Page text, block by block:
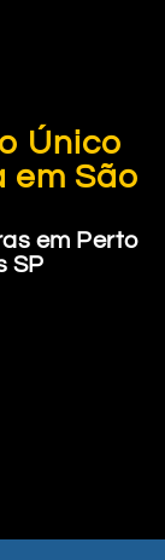
Único
em São
em Perto
SP